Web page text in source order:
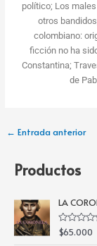
político; Los
otros
colombiano:
ficción no ha
Constantina;
de
← Entrada anterior
Productos
LA
V
a
$65.000